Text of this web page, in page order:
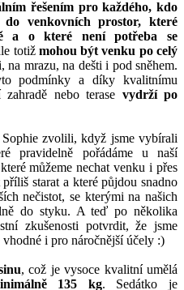
řešením pro každého, kdo
do venkovních prostor, které
a o které není potřeba se
totiž mohou být venku po celý
mrazu, na dešti i pod sněhem.
podmínky a díky kvalitnímu
nebo terase vydrží po
zvolili, když jsme vybírali
pravidelně pořádáme u naší
můžeme nechat venku i přes
starat a které půjdou snadno
nečistot, se kterými na našich
do styku. A teď po několika
zkušenosti potvrdit, že jsme
i pro náročnější účely :)
, což je vysoce kvalitní umělá
135 kg. Sedátko je